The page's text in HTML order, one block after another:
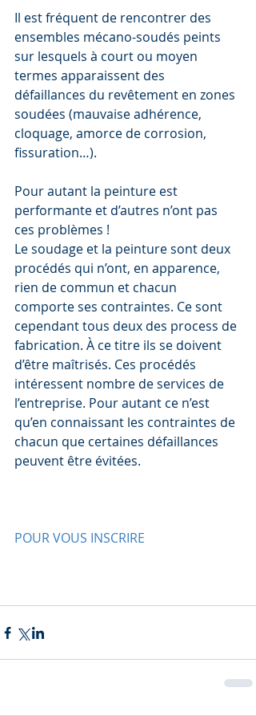
Il est fréquent de rencontrer des
ensembles mécano-soudés peints
sur lesquels à court ou moyen
termes apparaissent des
défaillances du revêtement en zones
soudées (mauvaise adhérence,
cloquage, amorce de corrosion,
fissuration…).
Pour autant la peinture est
performante et d’autres n’ont pas
ces problèmes !
Le soudage et la peinture sont deux
procédés qui n’ont, en apparence,
rien de commun et chacun
comporte ses contraintes. Ce sont
cependant tous deux des process de
fabrication. À ce titre ils se doivent
d’être maîtrisés. Ces procédés
intéressent nombre de services de
l’entreprise. Pour autant ce n’est
qu’en connaissant les contraintes de
chacun que certaines défaillances
peuvent être évitées.
POUR VOUS INSCRIRE